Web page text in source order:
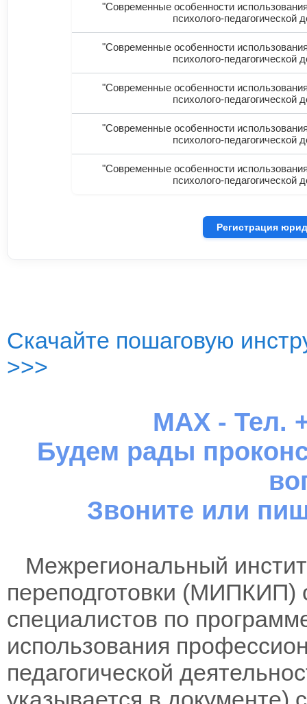
"Современные особенности
психолого-педагогической
"Современные особенности
психолого-педагогической
"Современные особенности
психолого-педагогической
"Современные особенности
психолого-педагогической
"Современные особенности
психолого-педагогической
Регистрация
Скачайте пошаговую
>>>
MAX - Тел.
Будем рады
Звоните или
Межрегиональный
переподготовки (МИПКИП)
специалистов по
использования
педагогической